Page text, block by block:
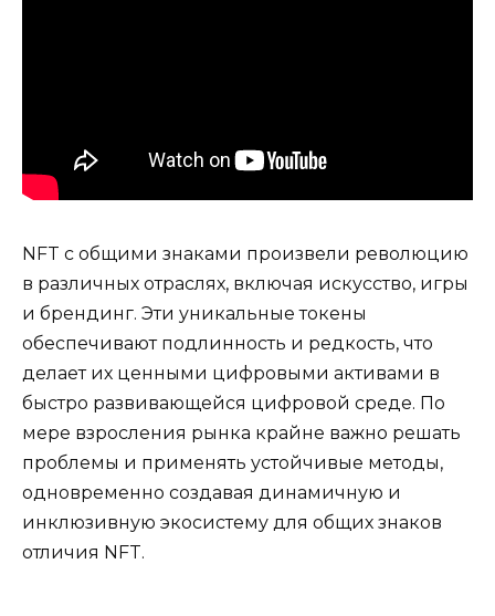
NFT с общими знаками произвели революцию
в различных отраслях, включая искусство, игры
и брендинг. Эти уникальные токены
обеспечивают подлинность и редкость, что
делает их ценными цифровыми активами в
быстро развивающейся цифровой среде. По
мере взросления рынка крайне важно решать
проблемы и применять устойчивые методы,
одновременно создавая динамичную и
инклюзивную экосистему для общих знаков
отличия NFT.